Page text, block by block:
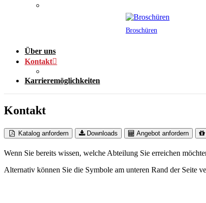
Broschüren
Über uns
Kontakt
Karrieremöglichkeiten
Kontakt
Katalog anfordern Downloads Angebot anfordern
Wenn Sie bereits wissen, welche Abteilung Sie erreichen
Alternativ können Sie die Symbole am unteren Rand der Seite